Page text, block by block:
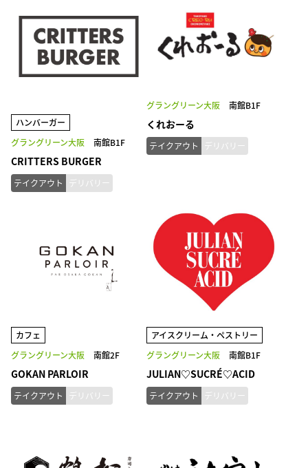
ハンバーガー
グラングリーン大阪
南館B1F
CRITTERS BURGER
テイクアウト デリバリー
グラングリーン大阪 南館B1F
くれおーる
テイクアウト デリバリー
カフェ
グラングリーン大阪
南館2F
GOKAN PARLOIR
テイクアウト デリバリー
アイスクリーム・ペストリー
グラングリーン大阪
南館B1F
JULIAN♡SUCRÉ♡ACID
テイクアウト デリバリー